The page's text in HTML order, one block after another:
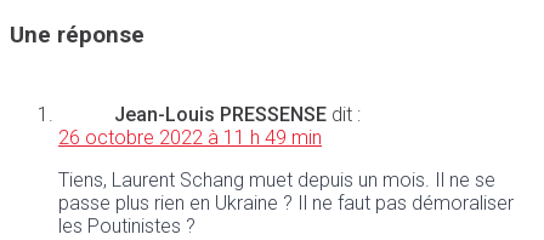
Une réponse
Jean-Louis PRESSENSE dit :
26 octobre 2022 à 11 h 49 min
Tiens, Laurent Schang muet depuis un mois. Il ne se
passe plus rien en Ukraine ? Il ne faut pas démoraliser
les Poutinistes ?